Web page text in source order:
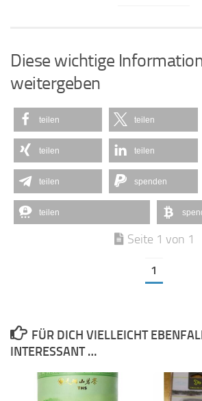
Diese wichtige
weitergeben
teilen teilen
teilen teilen
teilen spenden
teilen
Seite 1 von 1
1
FÜR DICH VIELLEICHT
INTERESSANT …